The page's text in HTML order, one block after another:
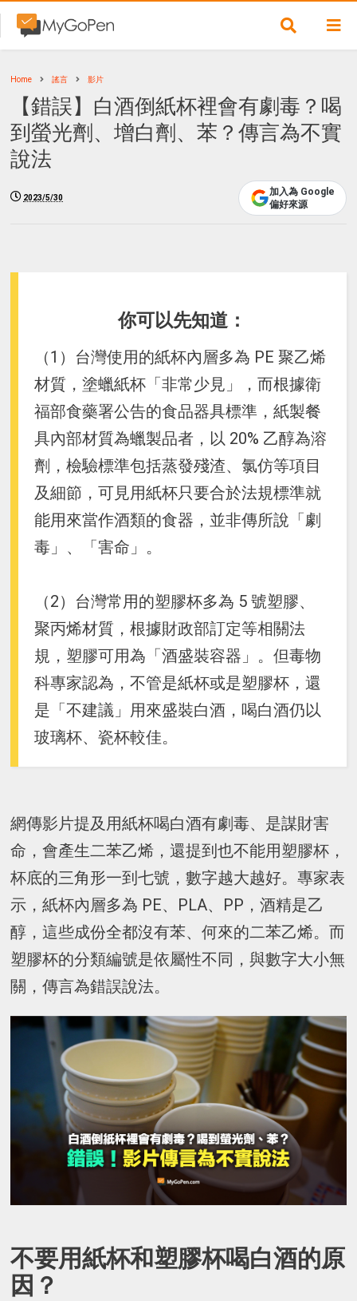
Home 謠言 影片
【錯誤】白酒倒紙杯裡會有劇毒？喝
到螢光劑、增白劑、苯？傳言為不實
說法
2023/5/30
加入為 Google
偏好來源
你可以先知道：
（1）台灣使用的紙杯內層多為 PE 聚乙烯
材質，塗蠟紙杯「非常少見」，而根據衛
福部食藥署公告的食品器具標準，紙製餐
具內部材質為蠟製品者，以 20% 乙醇為溶
劑，檢驗標準包括蒸發殘渣、氯仿等項目
及細節，可見用紙杯只要合於法規標準就
能用來當作酒類的食器，並非傳所說「劇
毒」、「害命」。
（2）台灣常用的塑膠杯多為 5 號塑膠、
聚丙烯材質，根據財政部訂定等相關法
規，塑膠可用為「酒盛裝容器」。但毒物
科專家認為，不管是紙杯或是塑膠杯，還
是「不建議」用來盛裝白酒，喝白酒仍以
玻璃杯、瓷杯較佳。
網傳影片提及用紙杯喝白酒有劇毒、是謀財害
命，會產生二苯乙烯，還提到也不能用塑膠杯，
杯底的三角形一到七號，數字越大越好。專家表
示，紙杯內層多為 PE、PLA、PP，酒精是乙
醇，這些成份全都沒有苯、何來的二苯乙烯。而
塑膠杯的分類編號是依屬性不同，與數字大小無
關，傳言為錯誤說法。
不要用紙杯和塑膠杯喝白酒的原
因？